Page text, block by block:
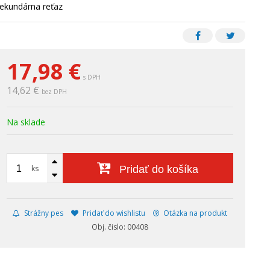
17,98 € s DPH
14,62 € bez DPH
Na sklade
ks Pridať do košíka
Strážny pes Pridať do wishlistu
Otázka na produkt
Obj. čislo: 00408
reťaz